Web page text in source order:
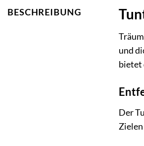
BESCHREIBUNG
und
bietet
Der